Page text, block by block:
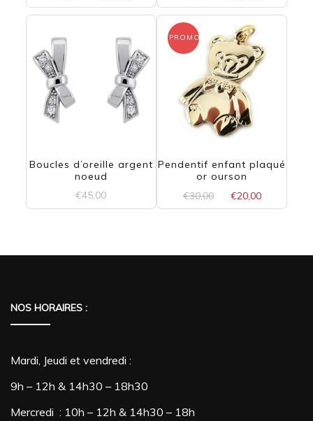
prix
était :
€75,00.
prix
actuel
€65,00.
prix
était :
€39,00.
prix
actuel
Boucles d’oreille argent
noeud
€45,00
PROMO !
Pendentif enfant plaqué
or ourson
€30,00
Le
prix
€30,00.
€20,00
prix
€20,00.
NOS HORAIRES :
Mardi, Jeudi et vendredi :
9h – 12h & 14h30 – 18h30
Mercredi : 10h – 12h & 14h30 – 18h